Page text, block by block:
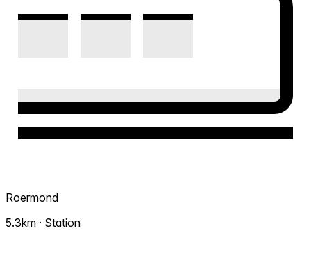
Roermond
5.3km · Station